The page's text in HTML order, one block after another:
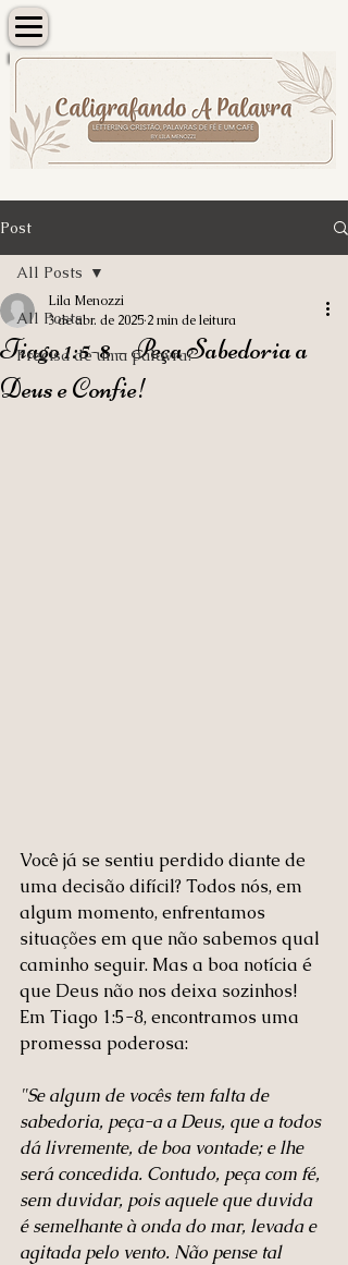
Post
All Posts
Precisa de uma palavra?
All Posts
Tiago 1:5-8 – Peça Sabedoria a
Deus e Confie!
Lila Menozzi
3 de abr. de 2025 2 min de leitura
Você já se sentiu perdido diante de
uma decisão difícil? Todos nós, em
algum momento, enfrentamos
situações em que não sabemos qual
caminho seguir. Mas a boa notícia é
que Deus não nos deixa sozinhos!
Em Tiago 1:5-8, encontramos uma
promessa poderosa:
"Se algum de vocês tem falta de
sabedoria, peça-a a Deus, que a todos
dá livremente, de boa vontade; e lhe
será concedida. Contudo, peça com fé,
sem duvidar, pois aquele que duvida
é semelhante à onda do mar, levada e
agitada pelo vento. Não pense tal